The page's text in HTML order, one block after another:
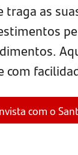
traga as
com
com o